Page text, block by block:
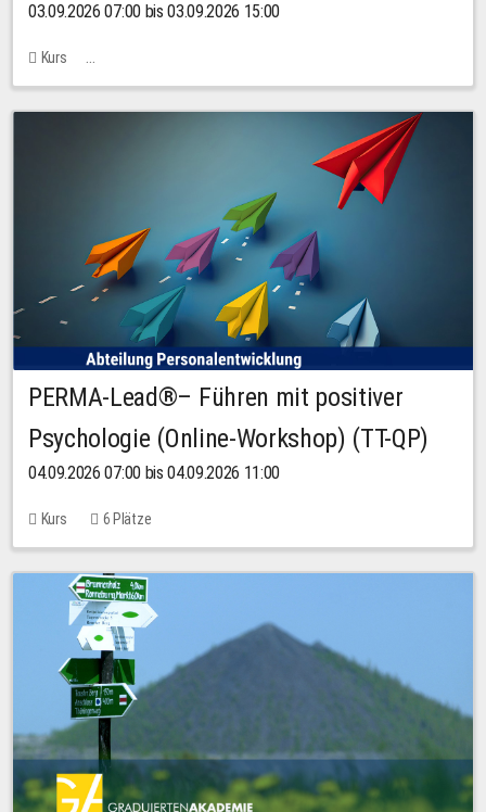
03.09.2026 07:00 bis 03.09.2026 15:00
Kurs
Bachstraße 18k - SR 102 (Seminarraum Servicestelle LehreLernen)
PERMA-Lead®– Führen mit positiver
Psychologie (Online-Workshop) (TT-QP)
04.09.2026 07:00 bis 04.09.2026 11:00
Kurs 6 Plätze